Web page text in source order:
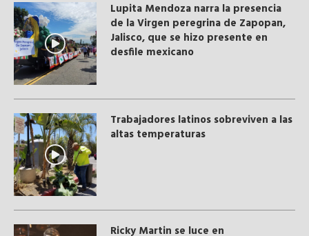
Lupita Mendoza narra la presencia
de la Virgen peregrina de Zapopan,
Jalisco, que se hizo presente en
desfile mexicano
Trabajadores latinos sobreviven a las
altas temperaturas
Ricky Martin se luce en